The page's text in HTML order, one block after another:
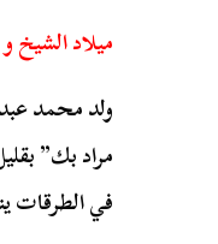
ميلاد الشيخ
ولد محمد
مراد بك”
في الطرقات